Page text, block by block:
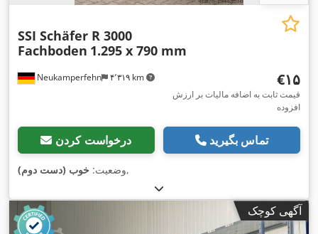
Neukamperfehn ۴٬۳۱۹ km
SSI Schäfer R 3000
Fachboden 1.295 x 790 mm
‎€۱۵
قیمت ثابت به اضافه مالیات بر ارزش
افزوده
درخواست کردن تماس بگیرید
وضعیت: خوب (دست دوم) ,
آگهی کوچک